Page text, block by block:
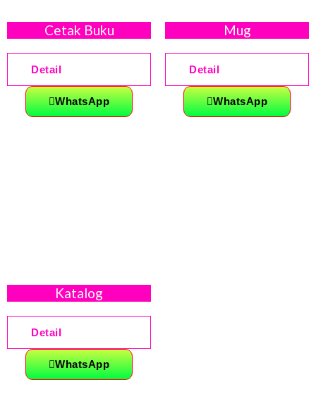
Cetak Buku
Detail
WhatsApp
Mug
Detail
WhatsApp
Katalog
Detail
WhatsApp